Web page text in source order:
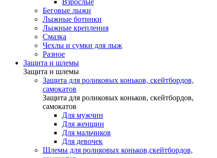
Взрослые
Беговые лыжи
Лыжные ботинки
Лыжные крепления
Смазка
Чехлы и сумки для лыж
Разное
Защита и шлемы
Защита и шлемы
Защита для роликовых коньков, скейтбордов,
самокатов
Защита для роликовых коньков, скейтбордов,
самокатов
Для мужчин
Для женщин
Для мальчиков
Для девочек
Шлемы для роликовых коньков,скейтбордов,